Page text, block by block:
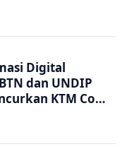
Digital
dan UNDIP
KTM Co-
17.000